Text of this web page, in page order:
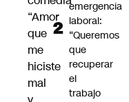
“Amor
que
me
hiciste
mal
emergencia
laboral:
“Queremos
que
recuperar
el
trabajo